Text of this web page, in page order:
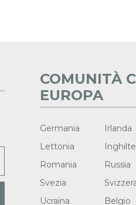
COMUNITÀ
EUROPA
Germania Irlanda
Lettonia
Romania
Russia
Svezia
Ucraina
Belgio